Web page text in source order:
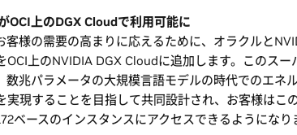
OCI上のDGX Cloudで利用可能に
客様の需要の高まりに応えるために、オラクルと
上のNVIDIA DGX Cloudに追加します。このスー
数兆パラメータの大規模言語モデルの時代でのエネ
実現することを目指して共同設計され、お客様はこ
ベースのインスタンスにアクセスできるようになり